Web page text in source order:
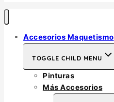
Accesorios Maquetismo
TOGGLE CHILD MENU
Pinturas
Más Accesorios